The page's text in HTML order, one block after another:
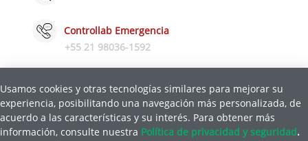
Controllab Emergencia
+55 21 98036-1592
Política de Privacidad y Seguridad| Ayuda
Usamos cookies y otras tecnologías similares para mejorar su
experiencia, posibilitando una navegación más personalizada, de
acuerdo a las características y su interés. Para obtener más
información, consulte nuestra Política de privacidad y seguridad.